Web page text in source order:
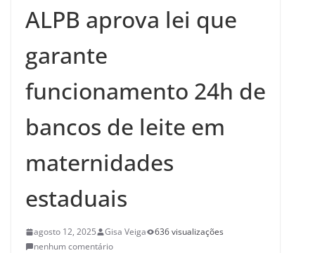
ALPB aprova lei que
garante
funcionamento 24h de
bancos de leite em
maternidades
estaduais
agosto 12, 2025 Gisa Veiga
636 visualizações
nenhum comentário